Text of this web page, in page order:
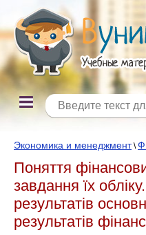
Экономика и менеджмент\
Поняття
завдання їх
результатів
результатів